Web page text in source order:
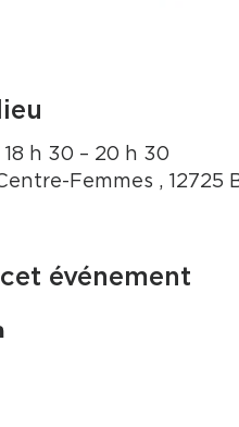
18 h 30 – 20 h 30
Femmes , 12725
événement